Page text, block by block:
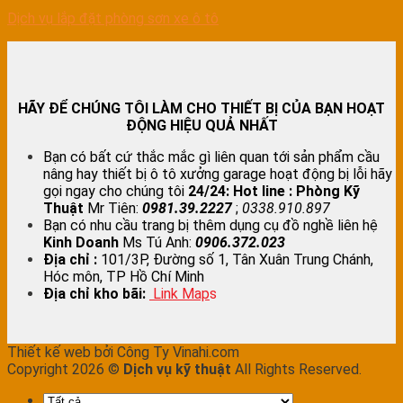
Dịch vụ lắp đặt phòng sơn xe ô tô
HÃY ĐỂ CHÚNG TÔI LÀM CHO THIẾT BỊ CỦA BẠN HOẠT
ĐỘNG HIỆU QUẢ NHẤT
Bạn có bất cứ thắc mắc gì liên quan tới sản phẩm cầu
nâng hay thiết bị ô tô xưởng garage hoạt động bị lỗi hãy
gọi ngay cho chúng tôi 24/24: Hot line : Phòng Kỹ
Thuật Mr Tiên: 0981.39.2227; 0338.910.897
Bạn có nhu cầu trang bị thêm dụng cụ đồ nghề liên hệ
Kinh Doanh Ms Tú Anh: 0906.372.023
Địa chỉ : 101/3P, Đường số 1, Tân Xuân Trung Chánh,
Hóc môn, TP Hồ Chí Minh
Địa chỉ kho bãi: Link Maps
Thiết kế web bởi Công Ty Vinahi.com
Copyright 2026 © Dịch vụ kỹ thuật All Rights Reserved.